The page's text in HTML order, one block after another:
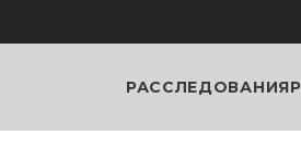
РАССЛЕДОВАНИЯ